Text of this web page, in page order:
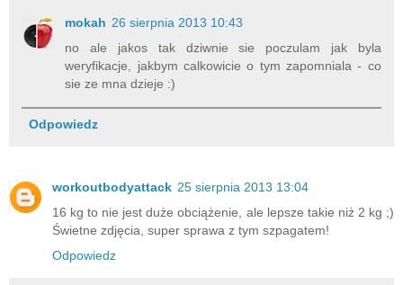
mokah 26 sierpnia 2013 10:43
no ale jakos tak dziwnie sie poczulam jak byla
weryfikacje, jakbym calkowicie o tym zapomniala - co
sie ze mna dzieje :)
Odpowiedz
workoutbodyattack 25 sierpnia 2013 13:04
16 kg to nie jest duże obciążenie, ale lepsze takie niż 2 kg ;)
Świetne zdjęcia, super sprawa z tym szpagatem!
Odpowiedz